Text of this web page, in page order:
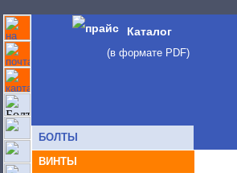
Каталог
(в формате PDF)
БОЛТЫ
ВИНТЫ